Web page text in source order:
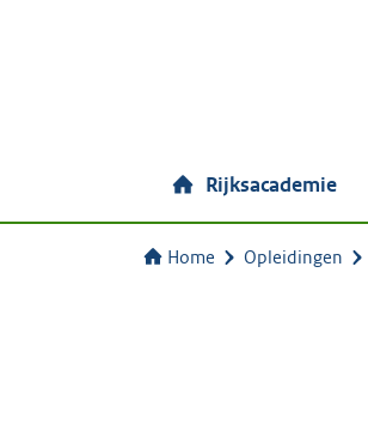
Rijksacademie
Home Opleidingen